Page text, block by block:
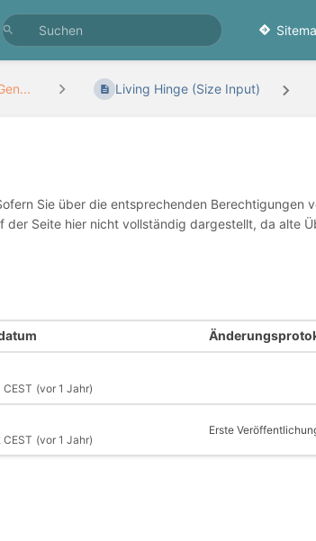
Living Hinge (Size Input)
Sie über die entsprechenden Berechtigungen
Seite hier nicht vollständig dargestellt, da alte
(vor 1 Jahr)
(vor 1 Jahr)
Erste